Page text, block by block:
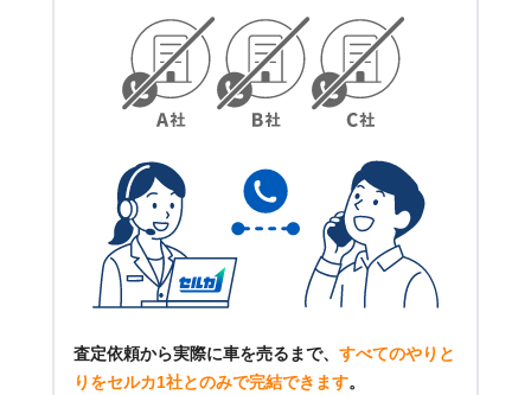
査定依頼から実際に車を売るまで、 すべてのやりと
りをセルカ1社とのみで完結できます。